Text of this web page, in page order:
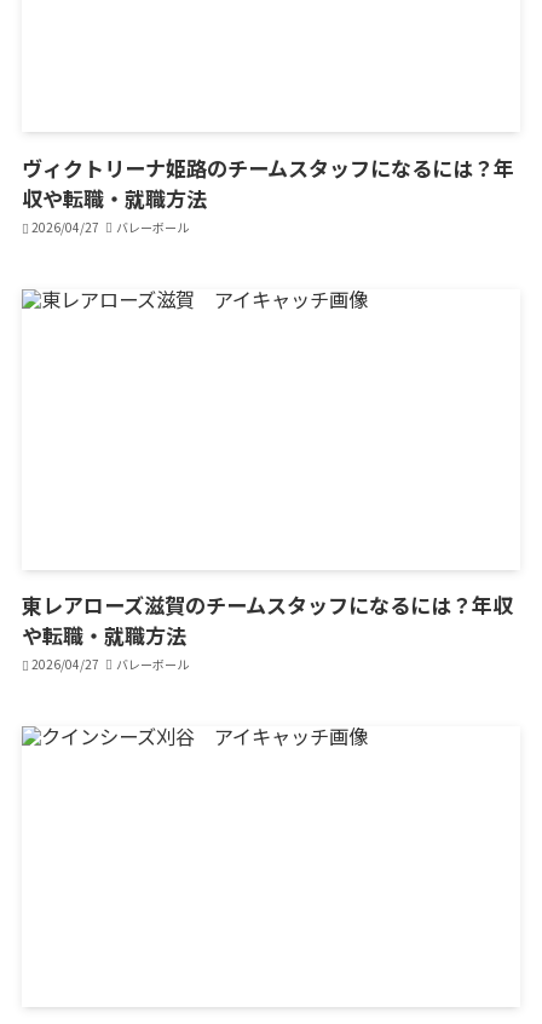
ヴィクトリーナ姫路のチームスタッフになるには？年
収や転職・就職方法
2026/04/27 バレーボール
東レアローズ滋賀のチームスタッフになるには？年収
や転職・就職方法
2026/04/27 バレーボール